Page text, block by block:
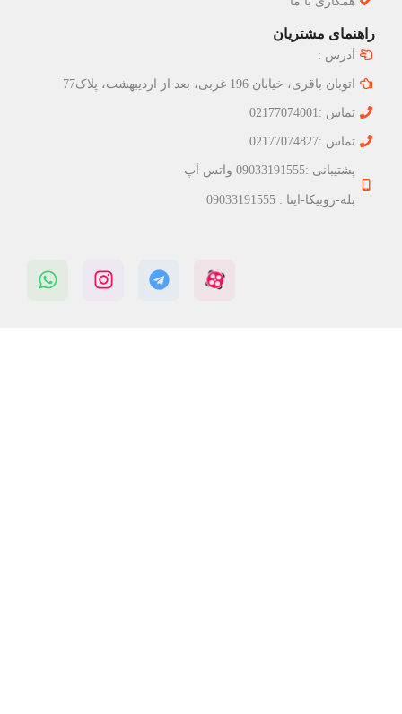
راهنمای مشتریان
آدرس :
اتوبان باقری، خیابان 196 غربی، بعد از اردیبهشت، پلاک77
تماس :02177074001
تماس :02177074827
پشتیبانی :09033191555 واتس آپ
بله-روبیکا-ایتا : 09033191555